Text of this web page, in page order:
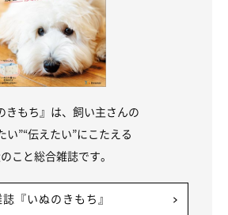
迫る』p.70より 監修：東京・世田谷の
Do! Pet Dog School」代表 西川文二先
きもち』は、飼い主さんの
い”“伝えたい”にこたえる
こと総合雑誌です。
『いぬのきもち』